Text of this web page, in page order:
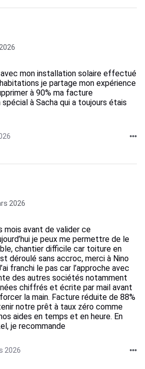
mon installation solaire effectué
je partage mon expérience
à 90% ma facture
à Sacha qui a toujours étais
2026
mois avant de valider ce
je peux me permettre de le
chantier difficile car toiture en
déroulé sans accroc, merci à Nino
franchi le pas car l’approche avec
des autres sociétés notamment
chiffrés et écrite par mail avant
la main. Facture réduite de 88%
notre prêt à taux zéro comme
aides en temps et en heure. En
je recommande
2026